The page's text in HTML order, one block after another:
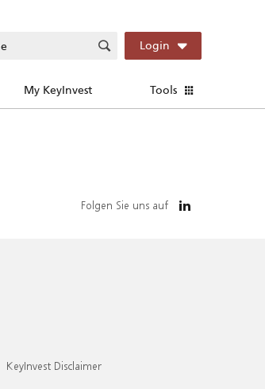
Login
My KeyInvest Tools
Folgen Sie uns auf
KeyInvest Disclaimer